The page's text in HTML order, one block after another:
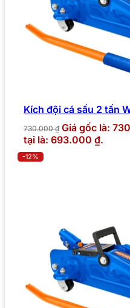
Kích đội cá sấu 2 tấn
730.000₫ Giá gốc là:
tại là: 693.000 ₫.
-12%